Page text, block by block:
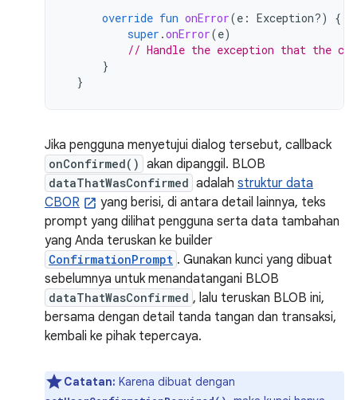
override fun onError(e : Exception?)
{
super .onError(e)
// Handle the exception that the
}
}
Jika pengguna menyetujui dialog tersebut, callback
onConfirmed() akan dipanggil. BLOB
dataThatWasConfirmed adalah struktur data
CBOR
yang berisi, di antara detail lainnya, teks
prompt yang dilihat pengguna serta data tambahan
yang Anda teruskan ke builder
ConfirmationPrompt . Gunakan kunci yang dibuat
sebelumnya untuk menandatangani BLOB
dataThatWasConfirmed , lalu teruskan BLOB ini,
bersama dengan detail tanda tangan dan transaksi,
kembali ke pihak tepercaya.
Catatan: Karena dibuat dengan